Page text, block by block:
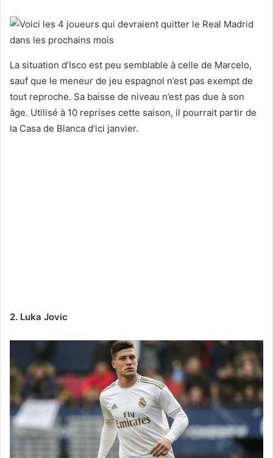
La situation d’Isco est peu semblable à celle de Marcelo,
sauf que le meneur de jeu espagnol n’est pas exempt de
tout reproche. Sa baisse de niveau n’est pas due à son
âge. Utilisé à 10 reprises cette saison, il pourrait partir de
la Casa de Blanca d’ici janvier.
2. Luka Jovic